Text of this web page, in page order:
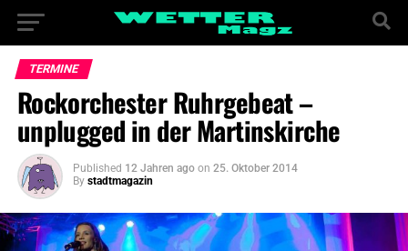
TERMINE
Rockorchester Ruhrgebeat –
unplugged in der Martinskirche
Published 12 Jahren ago on 25. Oktober 2014
By stadtmagazin